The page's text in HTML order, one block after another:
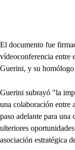
El documento fue
vídeoconferencia entre
Guerini, y su
Guerini subrayó "la
una colaboración entre
paso adelante para
ulteriores
asociación estratégica